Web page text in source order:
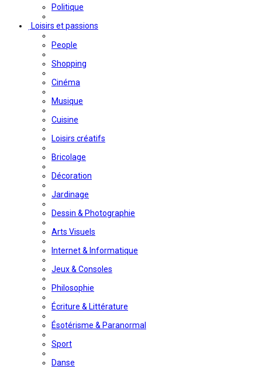
Politique
Loisirs et passions
People
Shopping
Cinéma
Musique
Cuisine
Loisirs créatifs
Bricolage
Décoration
Jardinage
Dessin & Photographie
Arts Visuels
Internet & Informatique
Jeux & Consoles
Philosophie
Écriture & Littérature
Ésotérisme & Paranormal
Sport
Danse